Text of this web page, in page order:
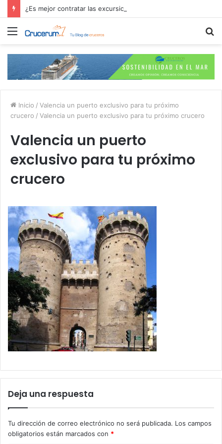
Menú
Inicio / Valencia un puerto exclusivo para tu próximo
crucero / Valencia un puerto exclusivo para tu próximo crucero
Valencia un puerto
exclusivo para tu próximo
crucero
Deja una respuesta
Tu dirección de correo electrónico no será publicada. Los campos
obligatorios están marcados con *